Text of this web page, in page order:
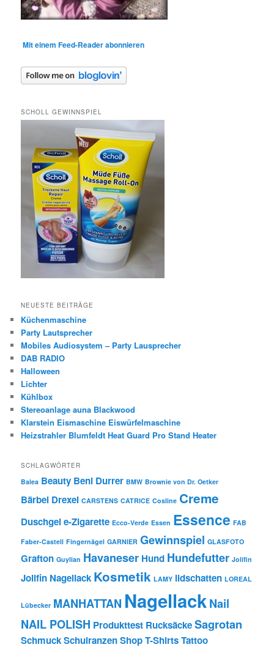
Mit einem Feed-Reader abonnieren
SCHOLL GEWINNSPIEL
NEUESTE BEITRÄGE
Küchenmaschine
Party Lautsprecher
Mobiles Audiosystem – Party Lausprecher
DAB RADIO
Halloween
Lichter
Kühlbox
Stereoanlage auna Blackwood
Klarstein Eismaschine Eiswürfelmaschine
Heizstrahler Blumfeldt Heat Guard Pro Stand Heater
SCHLAGWÖRTER
Balea Beauty Beni Durrer BMW Brownie von Dr. Oetker
Bärbel Drexel CARSTENS CATRICE Cosline Creme
Duschgele-Zigarette Ecco-Verde Essen Essence FAB
Faber-Castell Fingernägel GARNIER Gewinnspiel GLASFOTO
Grafton Guylian Havaneser Hund Hundefutter Jolifin
Jolifin Nagellack Kosmetik LAMY lidschatten LOREAL
Lübecker MANHATTAN NagellackNail
NAIL POLISH Produkttest RucksäckeSagrotan
SchmuckSchulranzenShopT-ShirtsTattoo